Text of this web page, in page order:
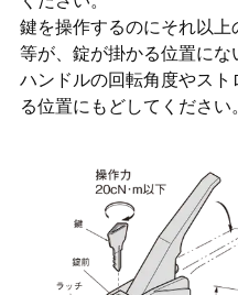
鍵を操作するのにそれ以
等が、錠が掛かる位置にな
ハンドルの回転角度やス
る位置にもどしてください。